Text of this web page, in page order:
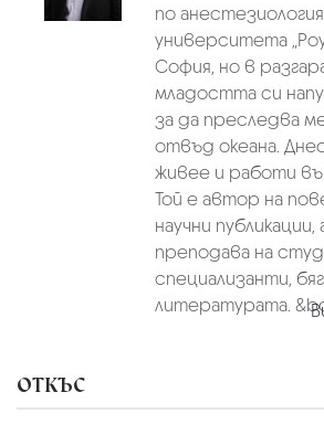
по
университета
София, но в
младостта си
за да преследва
отвъд океана.
живее и работи
Той е автор на
научни
преподава на
специализанти,
литературата.
ОТКЪС